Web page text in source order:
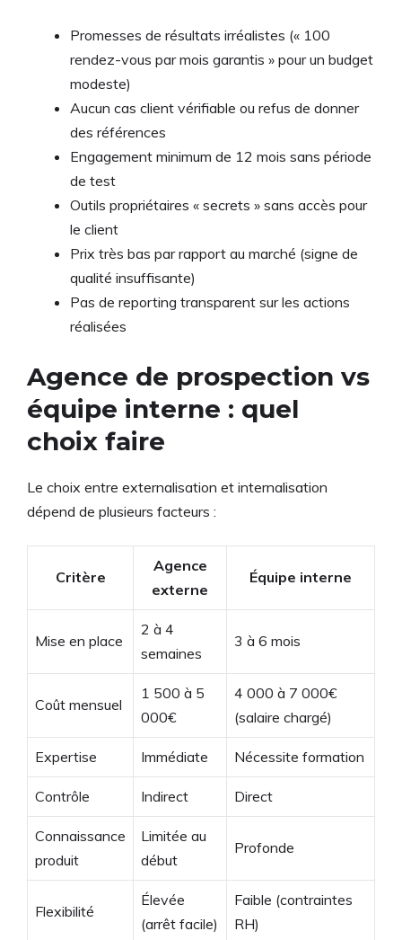
Promesses de résultats irréalistes (« 100
rendez-vous par mois garantis » pour un budget
modeste)
Aucun cas client vérifiable ou refus de donner
des références
Engagement minimum de 12 mois sans période
de test
Outils propriétaires « secrets » sans accès pour
le client
Prix très bas par rapport au marché (signe de
qualité insuffisante)
Pas de reporting transparent sur les actions
réalisées
Agence de prospection vs
équipe interne : quel
choix faire
Le choix entre externalisation et internalisation
dépend de plusieurs facteurs :
Critère
Agence
externe
Équipe interne
Mise en place
2 à 4
semaines
3 à 6 mois
Coût mensuel
1 500 à 5
000€
4 000 à 7 000€
(salaire chargé)
Expertise Immédiate Nécessite formation
Contrôle Indirect Direct
Connaissance
produit
Limitée au
début
Profonde
Flexibilité
Élevée
(arrêt facile)
Faible (contraintes
RH)